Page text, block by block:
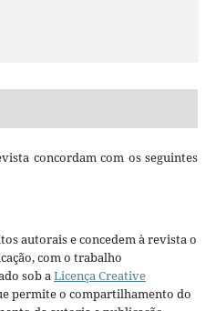
concordam com os seguintes
autorais e concedem à revista o
com o trabalho
sob aLicença Creative
permite o compartilhamento do